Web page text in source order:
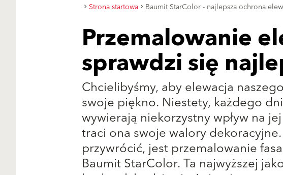
Strona startowa Baumit StarColor - najlepsza ochrona
Przemalowanie
sprawdzi się
Chcielibyśmy, aby elewacja
swoje piękno. Niestety, każdego
wywierają niekorzystny wpływ na
traci ona swoje walory
przywrócić, jest przemalowanie
Baumit StarColor. Ta najwyższej